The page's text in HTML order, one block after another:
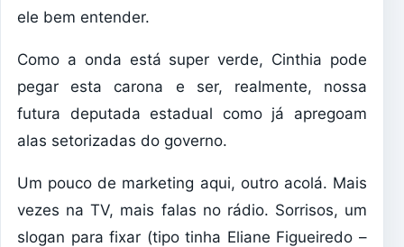
ele bem entender.
Como a onda está super verde, Cinthia pode
pegar esta carona e ser, realmente, nossa
futura deputada estadual como já apregoam
alas setorizadas do governo.
Um pouco de marketing aqui, outro acolá. Mais
vezes na TV, mais falas no rádio. Sorrisos, um
slogan para fixar (tipo tinha Eliane Figueiredo –